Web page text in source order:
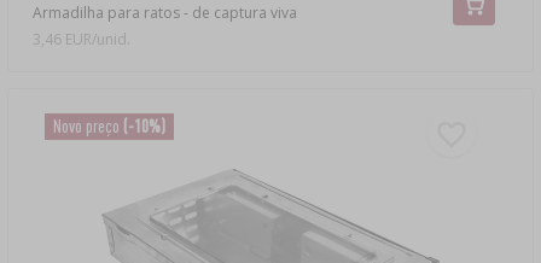
Armadilha para ratos - de captura viva
3,46 EUR/unid.
Novo preço (-10%)